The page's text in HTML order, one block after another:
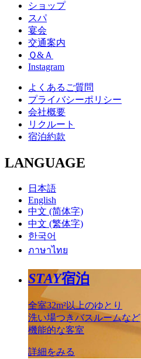
ショップ
スパ
宴会
交通案内
Ｑ&Ａ
Instagram
よくあるご質問
プライバシーポリシー
会社概要
リクルート
宿泊約款
LANGUAGE
日本語
English
中文 (简体字)
中文 (繁体字)
한국어
ภาษาไทย
STAY宿泊
全室32m²以上のゆとり
洗い場つきバスルームなど
機能的な客室
詳細をみる